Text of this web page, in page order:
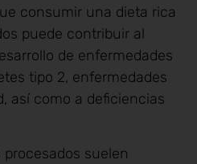
consumir una dieta rica
puede contribuir al
de enfermedades
tipo 2, enfermedades
así como a deficiencias
suelen